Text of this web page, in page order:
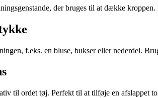
der bruges til at dække
f.eks. en bluse, bukser eller nederdel.
til ordet tøj. Perfekt til at tilføje en afslappet